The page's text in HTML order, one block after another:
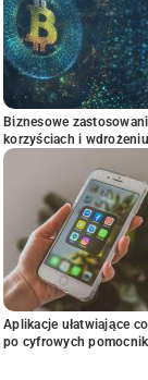
Biznesowe
korzyściach i wdrożeniu
Aplikacje ułatwiające
po cyfrowych